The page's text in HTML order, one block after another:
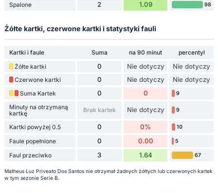
Spalone 2 1.09 98
Żółte kartki, czerwone kartki i statystyki fauli
Kartki i faule Suma na 90 minut
percentyl
Żółte kartki
0 Nie dotyczy Nie dotyczy
Czerwone kartki 0 Nie dotyczy Nie dotyczy
Suma Kartek 0 0 9
Minuty na otrzymaną
kartkę
Brak kartek Nie dotyczy 9
Kartki powyżej 0.5 0 0% 10
Faule popełnione 0 0.00 5
Faul przeciwko 3 1.64 67
Matheus Luz Priveato Dos Santos nie otrzymał żadnych żółtych lub czerwonych kartek
w tym sezonie Serie B.